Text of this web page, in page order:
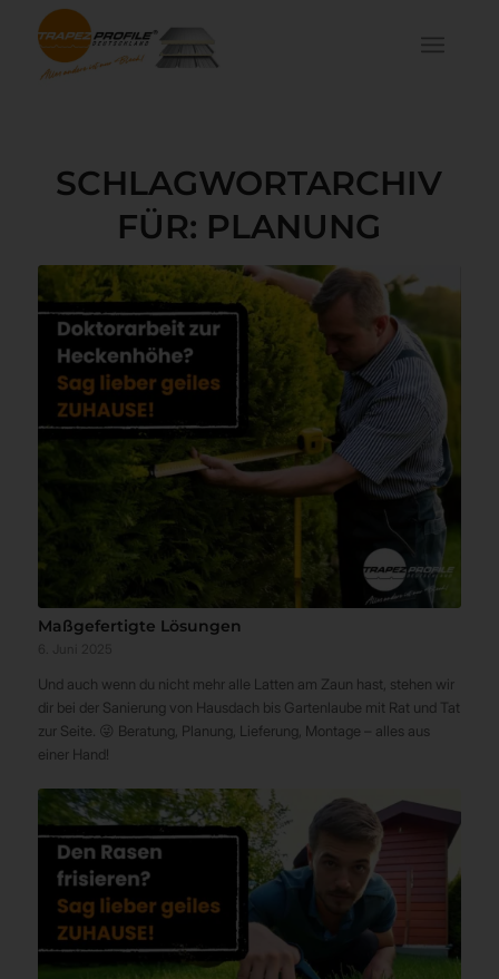
SCHLAGWORTARCHIV
FÜR: PLANUNG
Maßgefertigte Lösungen
Und auch wenn du nicht mehr alle Latten am Zaun hast, stehen wir
dir bei der Sanierung von Hausdach bis Gartenlaube mit Rat und Tat
zur Seite. 😜 Beratung, Planung, Lieferung, Montage – alles aus
einer Hand!